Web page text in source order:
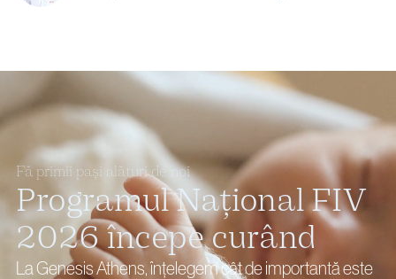
Fă primii pași alături de noi
Programul Național FIV
2026 începe curând
La Genesis Athens, înțelegem cât de importantă este